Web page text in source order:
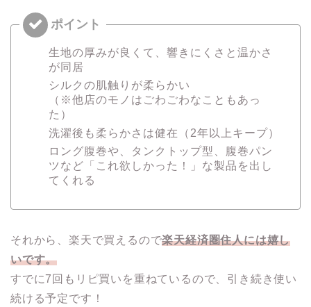
生地の厚みが良くて、響きにくさと温かさ
が同居
シルクの肌触りが柔らかい
（※他店のモノはごわごわなこともあっ
た）
洗濯後も柔らかさは健在（2年以上キープ）
ロング腹巻や、タンクトップ型、腹巻パン
ツなど「これ欲しかった！」な製品を出し
てくれる
それから、楽天で買えるので楽天経済圏住人には嬉し
いです。
すでに7回もリピ買いを重ねているので、引き続き使い
続ける予定です！